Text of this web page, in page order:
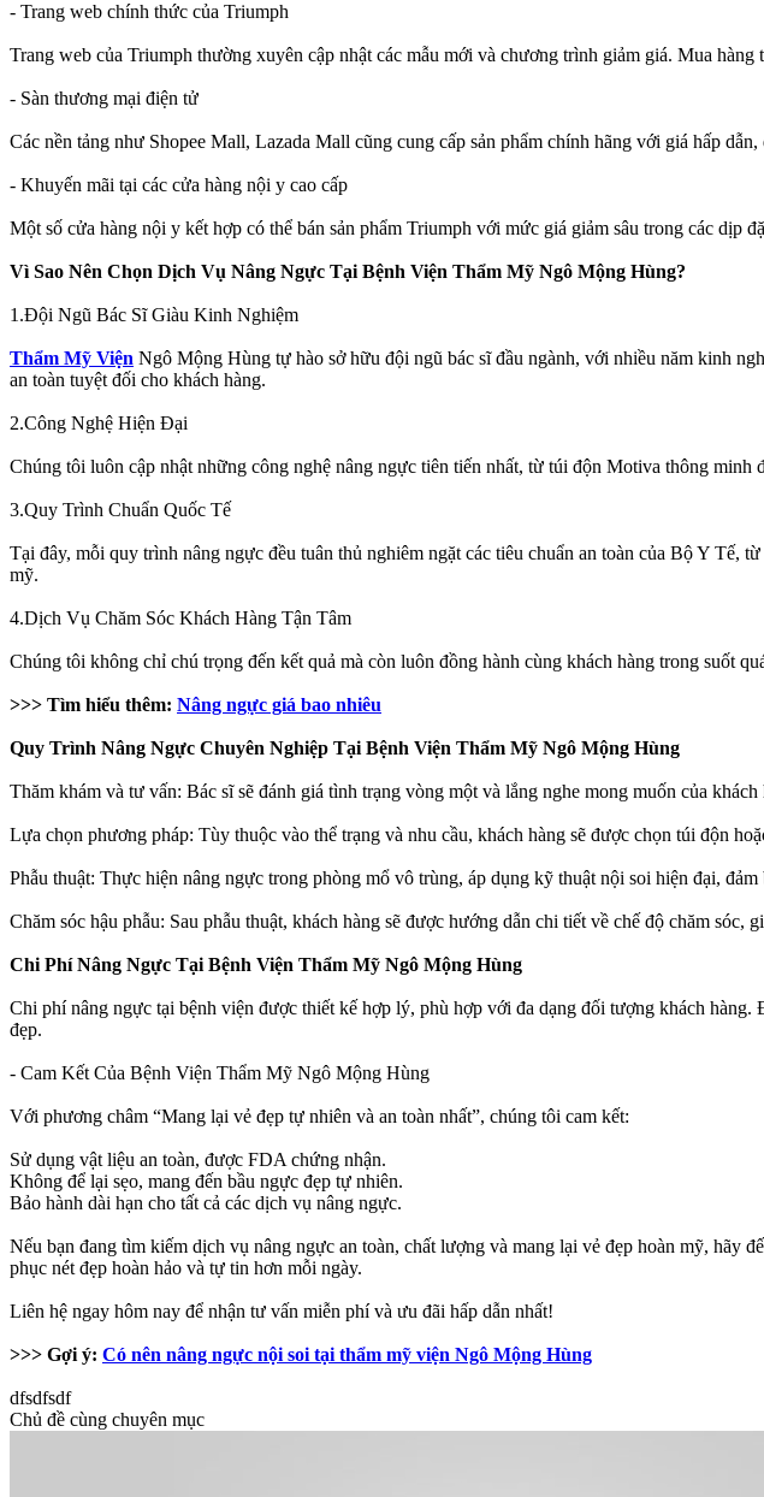
- Trang web chính thức của Triumph
Trang web của Triumph thường xuyên cập nhật các mẫu mới và chương trình giảm giá. Mua
- Sàn thương mại điện tử
Các nền tảng như Shopee Mall, Lazada Mall cũng cung cấp sản phẩm chính hãng với giá hấp
- Khuyến mãi tại các cửa hàng nội y cao cấp
Một số cửa hàng nội y kết hợp có thể bán sản phẩm Triumph với mức giá giảm sâu trong các dịp
Vì Sao Nên Chọn Dịch Vụ Nâng Ngực Tại Bệnh Viện Thẩm Mỹ Ngô Mộng Hùng?
1.Đội Ngũ Bác Sĩ Giàu Kinh Nghiệm
Thẩm Mỹ Viện Ngô Mộng Hùng tự hào sở hữu đội ngũ bác sĩ đầu ngành, với nhiều năm kinh
an toàn tuyệt đối cho khách hàng.
2.Công Nghệ Hiện Đại
Chúng tôi luôn cập nhật những công nghệ nâng ngực tiên tiến nhất, từ túi độn Motiva thông minh
3.Quy Trình Chuẩn Quốc Tế
Tại đây, mỗi quy trình nâng ngực đều tuân thủ nghiêm ngặt các tiêu chuẩn an toàn của Bộ Y Tế,
mỹ.
4.Dịch Vụ Chăm Sóc Khách Hàng Tận Tâm
Chúng tôi không chỉ chú trọng đến kết quả mà còn luôn đồng hành cùng khách hàng trong suốt
>>> Tìm hiểu thêm: Nâng ngực giá bao nhiêu
Quy Trình Nâng Ngực Chuyên Nghiệp Tại Bệnh Viện Thẩm Mỹ Ngô Mộng Hùng
Thăm khám và tư vấn: Bác sĩ sẽ đánh giá tình trạng vòng một và lắng nghe mong muốn của
Lựa chọn phương pháp: Tùy thuộc vào thể trạng và nhu cầu, khách hàng sẽ được chọn túi độn
Phẫu thuật: Thực hiện nâng ngực trong phòng mổ vô trùng, áp dụng kỹ thuật nội soi hiện đại,
Chăm sóc hậu phẫu: Sau phẫu thuật, khách hàng sẽ được hướng dẫn chi tiết về chế độ chăm sóc,
Chi Phí Nâng Ngực Tại Bệnh Viện Thẩm Mỹ Ngô Mộng Hùng
Chi phí nâng ngực tại bệnh viện được thiết kế hợp lý, phù hợp với đa dạng đối tượng khách
đẹp.
- Cam Kết Của Bệnh Viện Thẩm Mỹ Ngô Mộng Hùng
Với phương châm “Mang lại vẻ đẹp tự nhiên và an toàn nhất”, chúng tôi cam kết:
Sử dụng vật liệu an toàn, được FDA chứng nhận.
Không để lại sẹo, mang đến bầu ngực đẹp tự nhiên.
Bảo hành dài hạn cho tất cả các dịch vụ nâng ngực.
Nếu bạn đang tìm kiếm dịch vụ nâng ngực an toàn, chất lượng và mang lại vẻ đẹp hoàn mỹ,
phục nét đẹp hoàn hảo và tự tin hơn mỗi ngày.
Liên hệ ngay hôm nay để nhận tư vấn miễn phí và ưu đãi hấp dẫn nhất!
>>> Gợi ý: Có nên nâng ngực nội soi tại thẩm mỹ viện Ngô Mộng Hùng
dfsdfsdf
Chủ đề cùng chuyên mục